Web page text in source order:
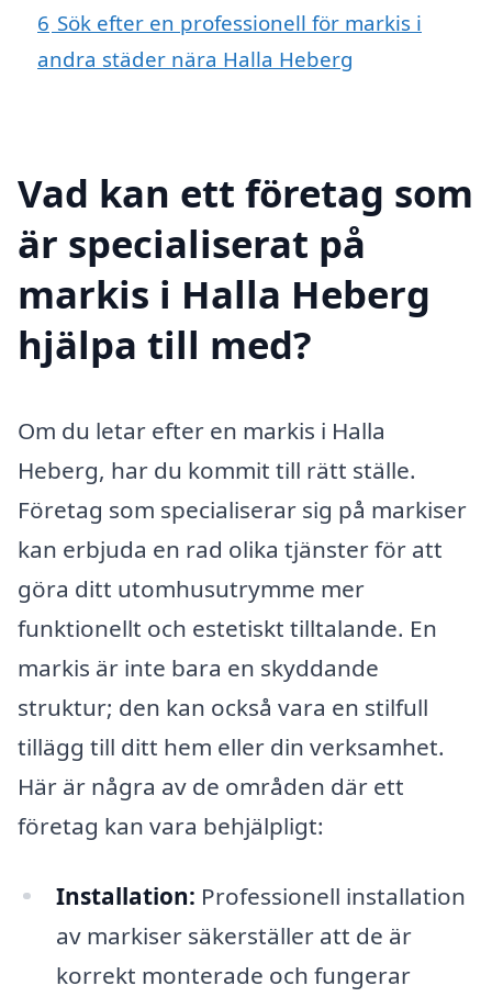
6 Sök efter en professionell för markis i
andra städer nära Halla Heberg
Vad kan ett företag som
är specialiserat på
markis i Halla Heberg
hjälpa till med?
Om du letar efter en markis i Halla
Heberg, har du kommit till rätt ställe.
Företag som specialiserar sig på markiser
kan erbjuda en rad olika tjänster för att
göra ditt utomhusutrymme mer
funktionellt och estetiskt tilltalande. En
markis är inte bara en skyddande
struktur; den kan också vara en stilfull
tillägg till ditt hem eller din verksamhet.
Här är några av de områden där ett
företag kan vara behjälpligt:
Installation: Professionell installation
av markiser säkerställer att de är
korrekt monterade och fungerar